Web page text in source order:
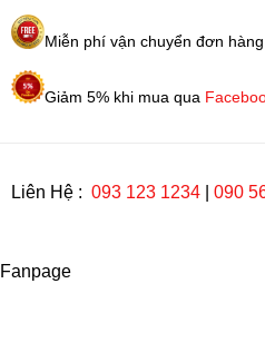
Miễn phí vận chuyển đơn
Giảm 5% khi mua qua
Liên Hệ : 093 123 1234 090
Fanpage